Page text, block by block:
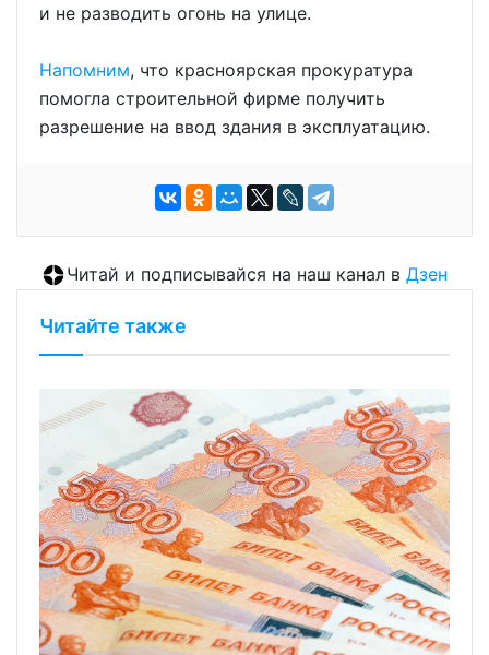
и не разводить огонь на улице.
Напомним, что красноярская прокуратура
помогла строительной фирме получить
разрешение на ввод здания в эксплуатацию.
Читай и подписывайся на наш канал в Дзен
Читайте также